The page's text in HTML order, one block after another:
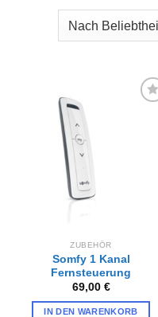
ZUBEHÖR
Somfy 1 Kanal
Fernsteuerung
69,00 €
IN DEN WARENKORB